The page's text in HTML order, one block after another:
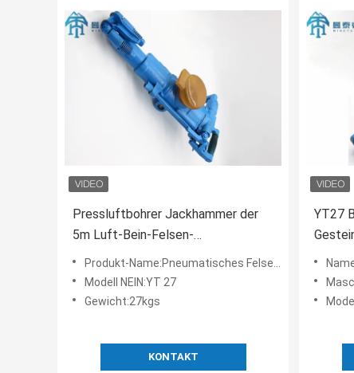
Pressluftbohrer Jackhammer der
5m Luft-Bein-Felsen-
Bohrmaschine-YT27
Produkt-Name:Pneumatisches Felsenbohrgerät
Modell NEIN:YT 27
Gewicht:27kgs
KONTAKT
YT27